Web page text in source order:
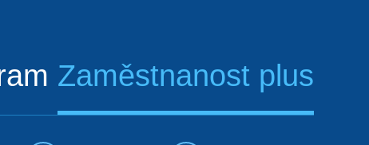
Zaměstnanost plus